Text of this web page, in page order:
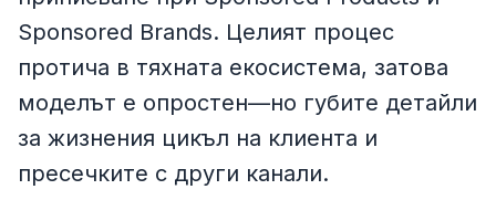
Sponsored Brands. Целият процес
протича в тяхната екосистема, затова
моделът е опростен—но губите детайли
за жизнения цикъл на клиента и
пресечките с други канали.